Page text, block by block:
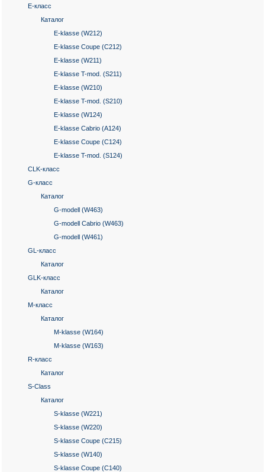
E-класс
Каталог
E-klasse (W212)
E-klasse Coupe (C212)
E-klasse (W211)
E-klasse T-mod. (S211)
E-klasse (W210)
E-klasse T-mod. (S210)
E-klasse (W124)
E-klasse Cabrio (A124)
E-klasse Coupe (C124)
E-klasse T-mod. (S124)
CLK-класс
G-класс
Каталог
G-modell (W463)
G-modell Cabrio (W463)
G-modell (W461)
GL-класс
Каталог
GLK-класс
Каталог
M-класс
Каталог
M-klasse (W164)
M-klasse (W163)
R-класс
Каталог
S-Class
Каталог
S-klasse (W221)
S-klasse (W220)
S-klasse Coupe (C215)
S-klasse (W140)
S-klasse Coupe (C140)